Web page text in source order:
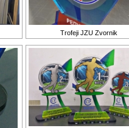
Trofeji JZU Zvornik